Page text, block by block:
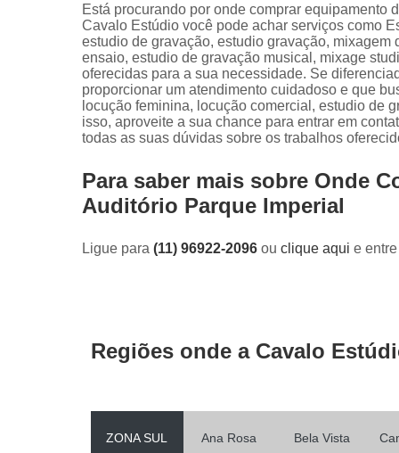
Está procurando por onde comprar equipamento
Cavalo Estúdio você pode achar serviços como
estudio de gravação, estudio gravação,
ensaio, estudio de gravação musical, mixage
oferecidas para a sua necessidade. Se
proporcionar um atendimento cuidadoso e que
locução feminina, locução comercial, estudio de
isso, aproveite a sua chance para entrar em
todas as suas dúvidas sobre os trabalhos
Para saber mais sobre Onde
Auditório Parque Imperial
Ligue para (11) 96922-2096 ou clique aqui e
Regiões onde a Cavalo
ZONA SUL Ana Rosa Bela Vista